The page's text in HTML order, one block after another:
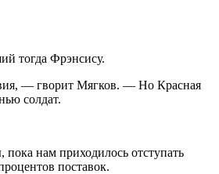
тогда Фрэнсису.
— гворит Мягков. — Но Красная
солдат.
нам приходилось отступать
поставок.